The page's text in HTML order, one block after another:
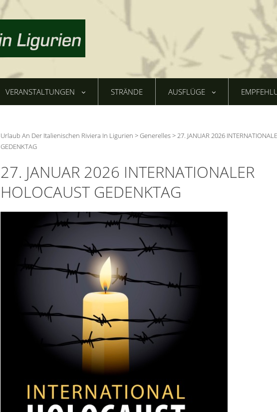
VERANSTALTUNGEN STRÄNDE AUSFLÜGE
Urlaub An Der Italienischen Riviera In Ligurien >Generelles>27. JANUAR 2026
GEDENKTAG
27. JANUAR 2026 INTERNATIONALER
HOLOCAUST GEDENKTAG